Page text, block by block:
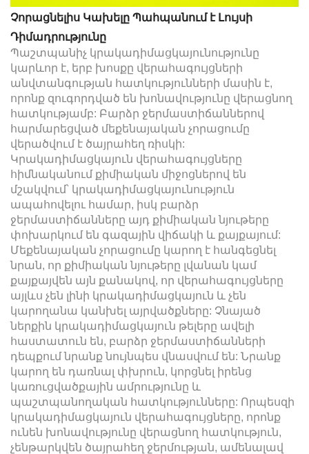
Չորացնելիս Կախելը Պահպանում է Լույսի
Դիմադրությունը
Պաշտպանիչ կրակադիմացկայունությունը
կարևոր է, երբ խոսքը վերահագույցների
անվտանգության հատկությունների մասին է,
որոնք զուգորդված են խոնավությունը վերացնող
հատկությամբ: Բարձր ջերմաստիճաններով
հարմարեցված մեքենայական չորացումը
վերածվում է ծայրահեղ ռիսկի:
Կրակադիմացկայուն վերահագույցները
հիմնականում քիմիական միջոցներով են
մշակվում՝ կրակադիմացկայունություն
ապահովելու համար, իսկ բարձր
ջերմաստիճանները այդ քիմիական նյութերը
փոխարկում են գազային վիճակի և քայքայում:
Մեքենայական չորացումը կարող է հանգեցնել
նրան, որ քիմիական նյութերը լվանան կամ
քայքայվեն այն քանակով, որ վերահագույցները
այլևս չեն լինի կրակադիմացկայուն և չեն
կարողանա կանխել այրվածքները: Չնայած
ներքին կրակադիմացկայուն թելերը ավելի
հաստատուն են, բարձր ջերմաստիճանների
դեպքում նրանք նույնպես վնասվում են: Նրանք
կարող են դառնալ փխրուն, կորցնել իրենց
կառուցվածքային ամրությունը և
պաշտպանողական հատկությունները: Որպեսզի
կրակադիմացկայուն վերահագույցները, որոնք
ունեն խոնավությունը վերացնող հատկություն,
չենթարկվեն ծայրահեղ ջերմության, ամենալավ